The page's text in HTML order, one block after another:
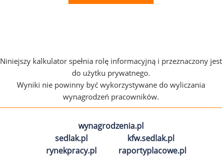
Niniejszy kalkulator spełnia rolę informacyjną i przeznaczony jest
do użytku prywatnego.
Wyniki nie powinny być wykorzystywane do wyliczania
wynagrodzeń pracowników.
wynagrodzenia.pl
sedlak.pl
kfw.sedlak.pl
rynekpracy.pl
raportyplacowe.pl